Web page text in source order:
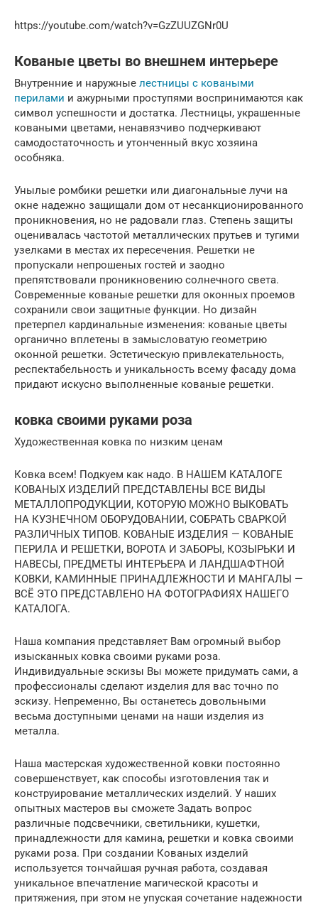
https://youtube.com/watch?v=GzZUUZGNr0U
Кованые цветы во внешнем интерьере
Внутренние и наружные лестницы с коваными
перилами и ажурными проступями воспринимаются как
символ успешности и достатка. Лестницы, украшенные
коваными цветами, ненавязчиво подчеркивают
самодостаточность и утонченный вкус хозяина
особняка.
Унылые ромбики решетки или диагональные лучи на
окне надежно защищали дом от несанкционированного
проникновения, но не радовали глаз. Степень защиты
оценивалась частотой металлических прутьев и тугими
узелками в местах их пересечения. Решетки не
пропускали непрошеных гостей и заодно
препятствовали проникновению солнечного света.
Современные кованые решетки для оконных проемов
сохранили свои защитные функции. Но дизайн
претерпел кардинальные изменения: кованые цветы
органично вплетены в замысловатую геометрию
оконной решетки. Эстетическую привлекательность,
респектабельность и уникальность всему фасаду дома
придают искусно выполненные кованые решетки.
ковка своими руками роза
Художественная ковка по низким ценам
Ковка всем! Подкуем как надо. В НАШЕМ КАТАЛОГЕ
КОВАНЫХ ИЗДЕЛИЙ ПРЕДСТАВЛЕНЫ ВСЕ ВИДЫ
МЕТАЛЛОПРОДУКЦИИ, КОТОРУЮ МОЖНО ВЫКОВАТЬ
НА КУЗНЕЧНОМ ОБОРУДОВАНИИ, СОБРАТЬ СВАРКОЙ
РАЗЛИЧНЫХ ТИПОВ. КОВАНЫЕ ИЗДЕЛИЯ — КОВАНЫЕ
ПЕРИЛА И РЕШЕТКИ, ВОРОТА И ЗАБОРЫ, КОЗЫРЬКИ И
НАВЕСЫ, ПРЕДМЕТЫ ИНТЕРЬЕРА И ЛАНДШАФТНОЙ
КОВКИ, КАМИННЫЕ ПРИНАДЛЕЖНОСТИ И МАНГАЛЫ —
ВСЁ ЭТО ПРЕДСТАВЛЕНО НА ФОТОГРАФИЯХ НАШЕГО
КАТАЛОГА.
Наша компания представляет Вам огромный выбор
изысканных ковка своими руками роза.
Индивидуальные эскизы Вы можете придумать сами, а
профессионалы сделают изделия для вас точно по
эскизу. Непременно, Вы останетесь довольными
весьма доступными ценами на наши изделия из
металла.
Наша мастерская художественной ковки постоянно
совершенствует, как способы изготовления так и
конструирование металлических изделий. У наших
опытных мастеров вы сможете Задать вопрос
различные подсвечники, светильники, кушетки,
принадлежности для камина, решетки и ковка своими
руками роза. При создании Кованых изделий
используется тончайшая ручная работа, создавая
уникальное впечатление магической красоты и
притяжения, при этом не упуская сочетание надежности